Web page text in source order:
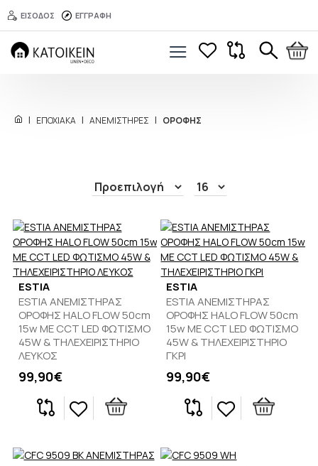
ΕΙΣΟΔΟΣ ΕΓΓΡΑΦΗ
ΕΠΟΧΙΑΚΑ ΑΝΕΜΙΣΤΗΡΕΣ ΟΡΟΦΗΣ
ESTIA
ESTIA ΑΝΕΜΙΣΤΗΡΑΣ
ΟΡΟΦΗΣ HALO FLOW 50cm
15w ΜΕ CCT LED ΦΩΤΙΣΜΟ
45W & ΤΗΛΕΧΕΙΡΙΣΤΗΡΙΟ
ΛΕΥΚΟΣ
99,90€
ESTIA
ESTIA ΑΝΕΜΙΣΤΗΡΑΣ
ΟΡΟΦΗΣ HALO FLOW 50cm
15w ΜΕ CCT LED ΦΩΤΙΣΜΟ
45W & ΤΗΛΕΧΕΙΡΙΣΤΗΡΙΟ
ΓΚΡΙ
99,90€